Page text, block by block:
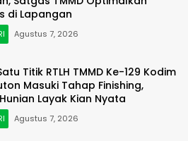
di Lapangan
Agustus 7, 2026
Titik RTLH TMMD Ke-129 Kodim
Masuki Tahap Finishing,
Layak Kian Nyata
Agustus 7, 2026